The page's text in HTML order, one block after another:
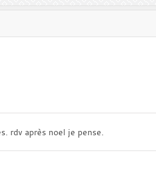
rdv après noel je pense.